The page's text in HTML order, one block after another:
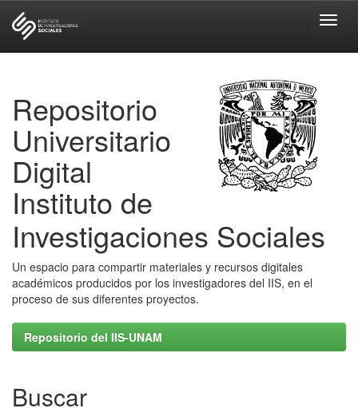
Repositorio
Universitario
Digital
Instituto de
Investigaciones Sociales
Un espacio para compartir materiales y recursos digitales
académicos producidos por los investigadores del IIS, en el
proceso de sus diferentes proyectos.
Repositorio del IIS-UNAM
Buscar